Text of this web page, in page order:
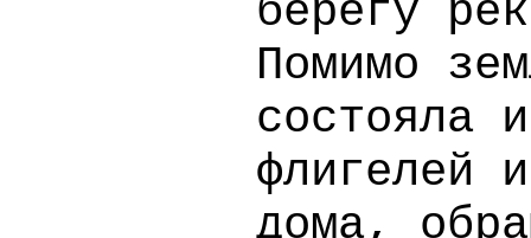
берегу
Помимо
состояла
флигелей
дома,